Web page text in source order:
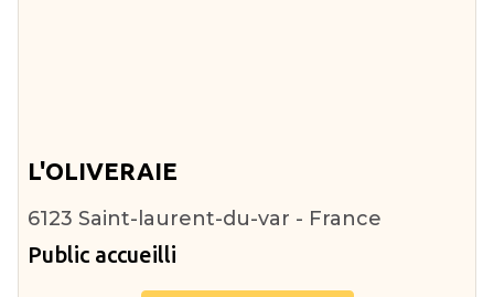
L'OLIVERAIE
6123 Saint-laurent-du-var - France
Public accueilli